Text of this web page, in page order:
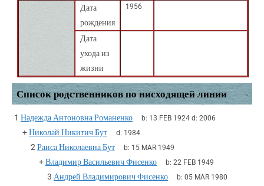
Дата
рождения
1956
Дата
ухода из
жизни
Список родственников по нисходящей линии
1 Надежда Антоновна Романенко b: 13 FEB 1924d: 2006
+Николай Никитич Бут d: 1984
2 Раиса Николаевна Бут b: 15 MAR 1949
+Владимир Васильевич Фисенко b: 22 FEB 1949
3 Андрей Владимирович Фисенко b: 05 MAR 1980